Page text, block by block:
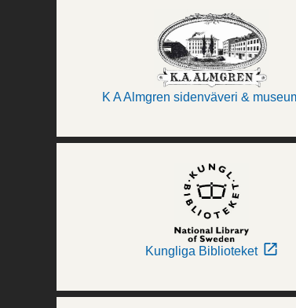
K A Almgren sidenväveri &
Kungliga Biblioteket